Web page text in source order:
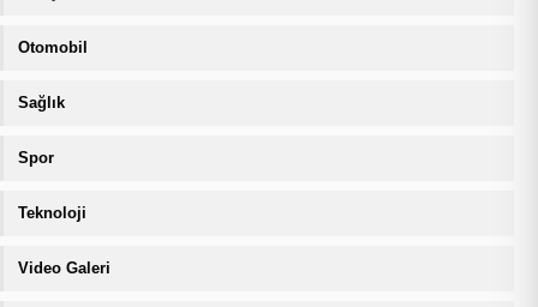
Otomobil
Sağlık
Spor
Teknoloji
Video Galeri